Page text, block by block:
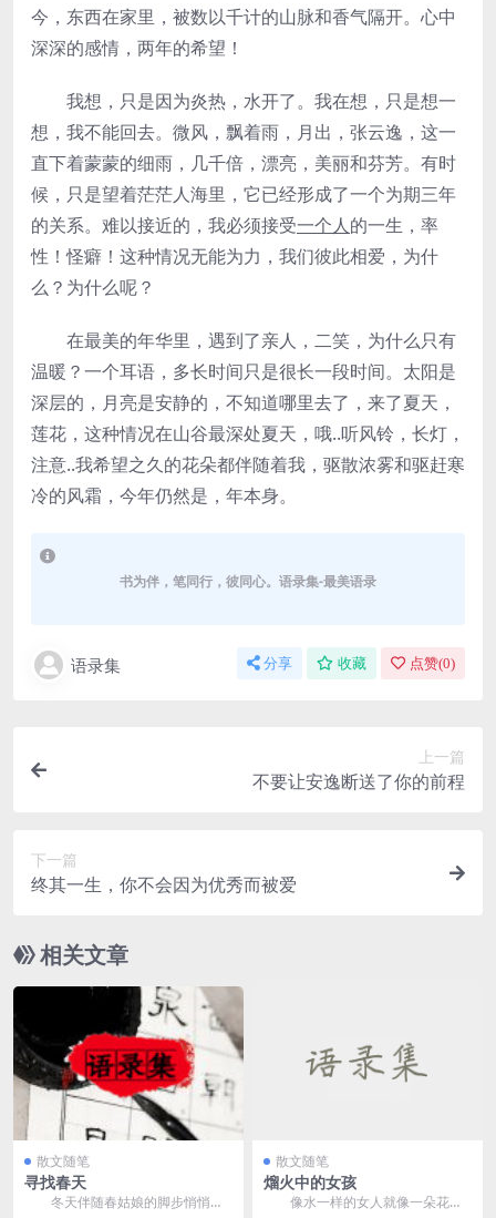
今，东西在家里，被数以千计的山脉和香气隔开。心中
深深的感情，两年的希望！
我想，只是因为炎热，水开了。我在想，只是想一
想，我不能回去。微风，飘着雨，月出，张云逸，这一
直下着蒙蒙的细雨，几千倍，漂亮，美丽和芬芳。有时
候，只是望着茫茫人海里，它已经形成了一个为期三年
的关系。难以接近的，我必须接受一个人的一生，率
性！怪癖！这种情况无能为力，我们彼此相爱，为什
么？为什么呢？
在最美的年华里，遇到了亲人，二笑，为什么只有
温暖？一个耳语，多长时间只是很长一段时间。太阳是
深层的，月亮是安静的，不知道哪里去了，来了夏天，
莲花，这种情况在山谷最深处夏天，哦..听风铃，长灯，
注意..我希望之久的花朵都伴随着我，驱散浓雾和驱赶寒
冷的风霜，今年仍然是，年本身。
书为伴，笔同行，彼同心。语录集-最美语录
语录集 分享 收藏 点赞(0)
上一篇
不要让安逸断送了你的前程
下一篇
终其一生，你不会因为优秀而被爱
相关文章
散文随笔
寻找春天
冬天伴随春姑娘的脚步悄悄离
散文随笔
熘火中的女孩
像水一样的女人就像一朵花，